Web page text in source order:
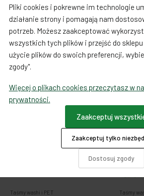
czytająca panda
Cena:19,00 zł Cena:
Taśmy washi i PET Taśmy
Pliki cookies i pokrewne im technologie
działanie strony i pomagają nam
potrzeb. Możesz zaakceptować
wszystkich tych plików i przejść do
użycie plików do swoich preferencji,
zgody".
Więcej o plikach cookies przeczytasz w
prywatności.
Dostosuj zgody
Zaakceptuj tylko
Zaakceptuj